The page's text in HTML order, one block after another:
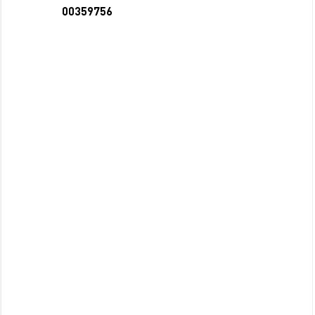
00359756